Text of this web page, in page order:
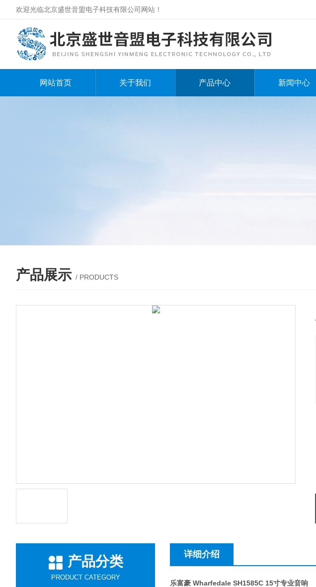
欢迎光临北京盛世音盟电子科技有限公司网站！
网站首页 关于我们 产品中心 新闻中心
产品展示 / PRODUCTS
产品分类
PRODUCT CATEGORY
详细介绍
乐富豪 Wharfedale SH1585C 15寸专业音响